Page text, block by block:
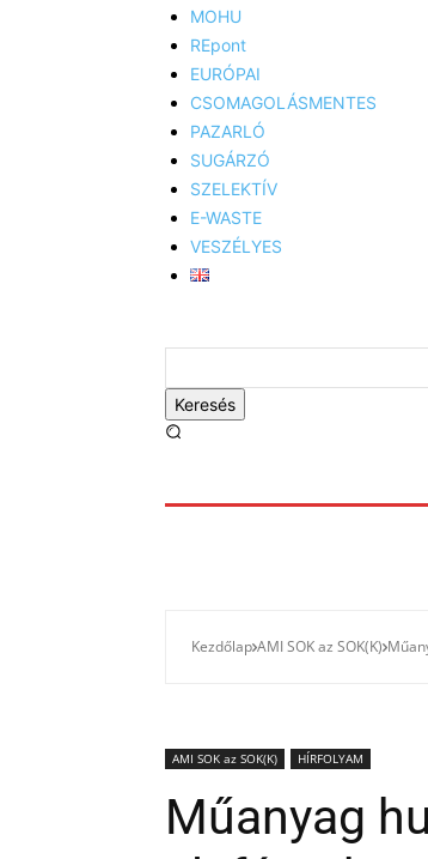
MOHU
REpont
EURÓPAI
CSOMAGOLÁSMENTES
PAZARLÓ
SUGÁRZÓ
SZELEKTÍV
E-WASTE
VESZÉLYES
Keresés
Kezdőlap AMI SOK az SOK(K)
AMI SOK az SOK(K) HÍRFOLYAM
Műanyag